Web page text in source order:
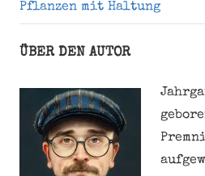
Pflanzen mit Haltung
ÜBER DEN AUTOR